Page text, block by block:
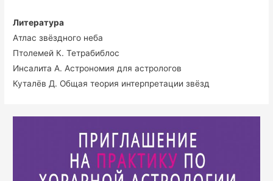
Литература
Атлас звёздного неба
Птолемей К. Тетрабиблос
Инсалита А. Астрономия для астрологов
Куталёв Д. Общая теория интерпретации звёзд